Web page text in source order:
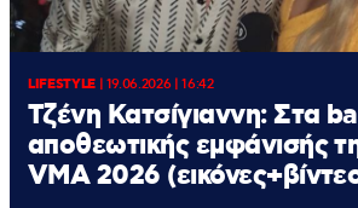
LIFESTYLE| 19.06.2026 | 16:42
Τζένη Κατσίγιαννη: Στα
αποθεωτικής εμφάνισής
VMA 2026